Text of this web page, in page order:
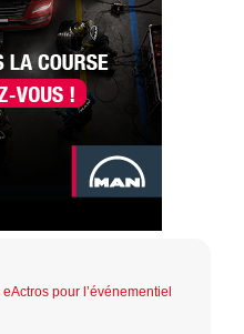
pour l’événementiel